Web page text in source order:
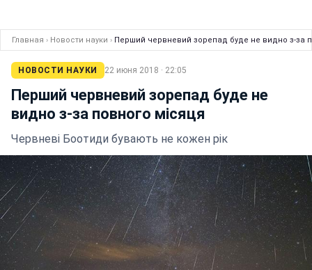
Главная › Новости науки › Перший червневий зорепад буде не видно з-за
НОВОСТИ НАУКИ 22 июня 2018 · 22:05
Перший червневий зорепад буде не
видно з-за повного місяця
Червневі Боотиди бувають не кожен рік